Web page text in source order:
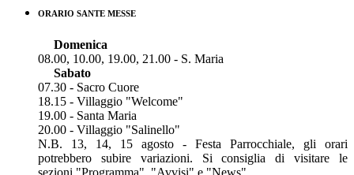
ORARIO SANTE MESSE
Domenica
08.00, 10.00, 19.00, 21.00 - S. Maria
Sabato
07.30 - Sacro Cuore
18.15 - Villaggio "Welcome"
19.00 - Santa Maria
20.00 - Villaggio "Salinello"
N.B. 13, 14, 15 agosto - Festa Parrocchiale, gli orari
potrebbero subire variazioni. Si consiglia di visitare le
sezioni "Programma", "Avvisi" e "News".